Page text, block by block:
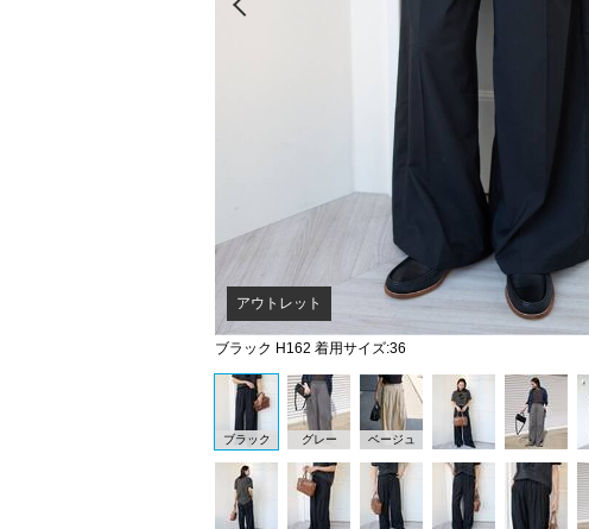
ブラック H162 着用サイズ:36
アウトレット
ブラック グレー ベージュ